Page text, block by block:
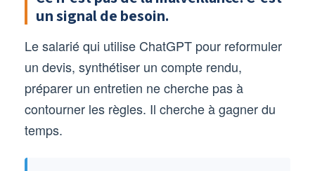
un signal de besoin.
Le salarié qui utilise ChatGPT pour reformuler
un devis, synthétiser un compte rendu,
préparer un entretien ne cherche pas à
contourner les règles. Il cherche à gagner du
temps.